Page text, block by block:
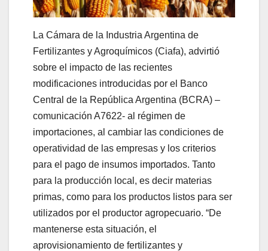
La Cámara de la Industria Argentina de
Fertilizantes y Agroquímicos (Ciafa), advirtió
sobre el impacto de las recientes
modificaciones introducidas por el Banco
Central de la República Argentina (BCRA) –
comunicación A7622- al régimen de
importaciones, al cambiar las condiciones de
operatividad de las empresas y los criterios
para el pago de insumos importados. Tanto
para la producción local, es decir materias
primas, como para los productos listos para ser
utilizados por el productor agropecuario. “De
mantenerse esta situación, el
aprovisionamiento de fertilizantes y